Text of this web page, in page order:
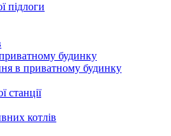
підлоги
будинку
в приватному будинку
станції
котлів